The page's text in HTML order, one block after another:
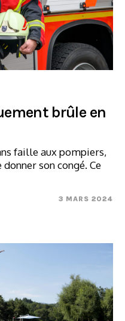
brûle en
faille aux pompiers,
son congé. Ce
3 MARS 2024